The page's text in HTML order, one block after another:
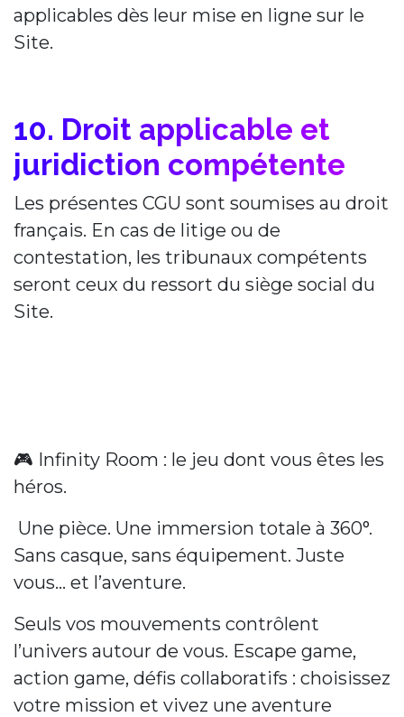
applicables dès leur mise en ligne sur le
Site.
10. Droit applicable et
juridiction compétente
Les présentes CGU sont soumises au droit
français. En cas de litige ou de
contestation, les tribunaux compétents
seront ceux du ressort du siège social du
Site.
🎮 Infinity Room : le jeu dont vous êtes les
héros.
Une pièce. Une immersion totale à 360°.
Sans casque, sans équipement. Juste
vous… et l’aventure.
Seuls vos mouvements contrôlent
l’univers autour de vous. Escape game,
action game, défis collaboratifs : choisissez
votre mission et vivez une aventure